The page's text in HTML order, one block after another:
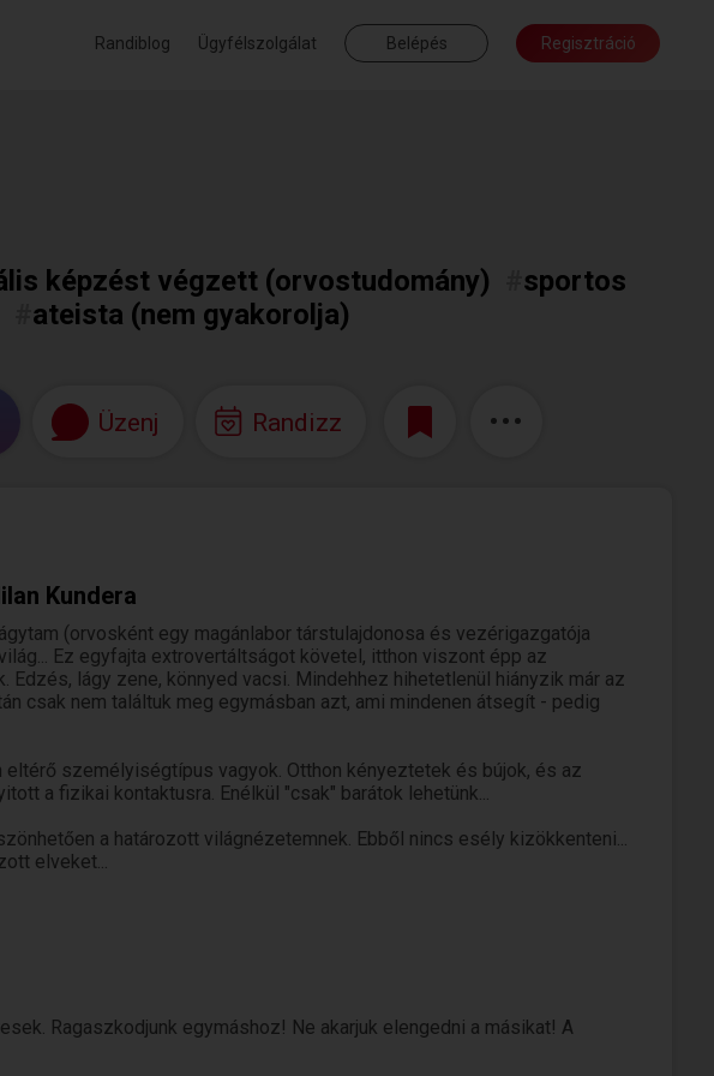
Randiblog Ügyfélszolgálat Belépés Regisztráció
képzést végzett (orvostudomány)
sportos
ateista (nem gyakorolja)
Üzenj Randizz
Kundera
(orvosként egy magánlabor társtulajdonosa és vezérigazgatója
Ez egyfajta extrovertáltságot követel, itthon viszont épp az
Edzés, lágy zene, könnyed vacsi. Mindehhez hihetetlenül hiányzik már az
csak nem találtuk meg egymásban azt, ami mindenen átsegít - pedig
személyiségtípus vagyok. Otthon kényeztetek és bújok, és az
a fizikai kontaktusra. Enélkül "csak" barátok lehetünk...
a határozott világnézetemnek. Ebből nincs esély kizökkenteni...
elveket...
a szerelememmel, némi erotikával megfűszerezve.
a görög szigetvilág - utazás tekintetében is.
mind-mind hosszútávon gazdagítják az életem.
Egyedülállóként mindent megteszek, hogy utazási vágyaim meg
Ragaszkodjunk egymáshoz! Ne akarjuk elengedni a másikat! A